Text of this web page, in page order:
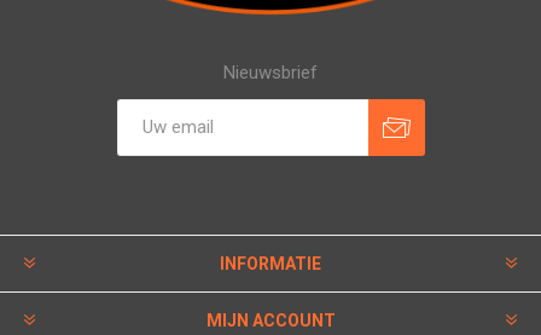
Nieuwsbrief
INFORMATIE
MIJN ACCOUNT